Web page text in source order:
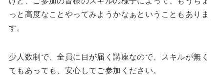
っと高度なことやってみようかなぁということもありま
す。
少人数制で、全員に目が届く講座なので、スキルが無く
てもあっても、安心してご参加ください。